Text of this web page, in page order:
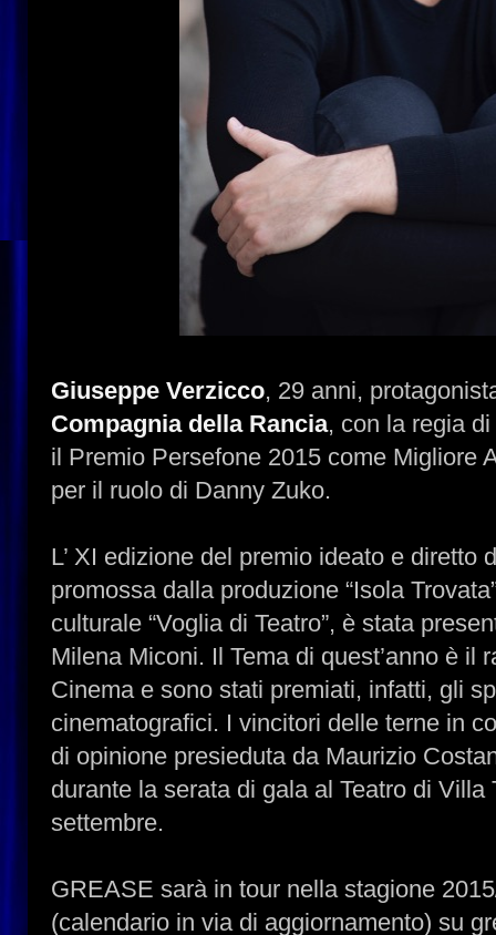
Giuseppe Verzicco, 29 anni,
Compagnia della Rancia, con la regia
il Premio Persefone 2015 come Migliore
per il ruolo di Danny Zuko.
L’ XI edizione del premio ideato e diretto
promossa dalla produzione “Isola
culturale “Voglia di Teatro”, è stata
Milena Miconi. Il Tema di quest’anno è il
Cinema e sono stati premiati, infatti, gli
cinematografici. I vincitori delle terne in
di opinione presieduta da Maurizio
durante la serata di gala al Teatro di Villa
settembre.
GREASE sarà in tour nella stagione
(calendario in via di aggiornamento) su